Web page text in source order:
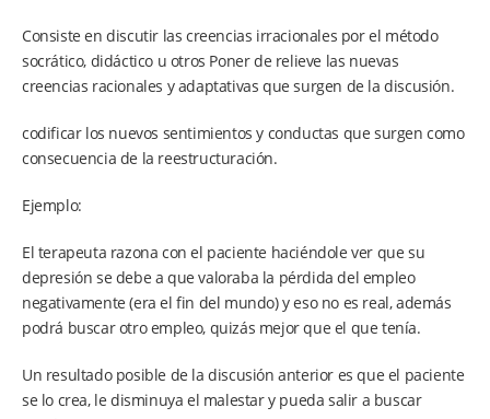
Consiste en discutir las creencias irracionales por el método
socrático, didáctico u otros Poner de relieve las nuevas
creencias racionales y adaptativas que surgen de la discusión.
codificar los nuevos sentimientos y conductas que surgen como
consecuencia de la reestructuración.
Ejemplo:
El terapeuta razona con el paciente haciéndole ver que su
depresión se debe a que valoraba la pérdida del empleo
negativamente (era el fin del mundo) y eso no es real, además
podrá buscar otro empleo, quizás mejor que el que tenía.
Un resultado posible de la discusión anterior es que el paciente
se lo crea, le disminuya el malestar y pueda salir a buscar